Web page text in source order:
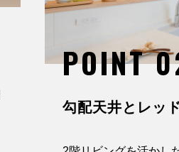
POINT
勾配天井とレッ